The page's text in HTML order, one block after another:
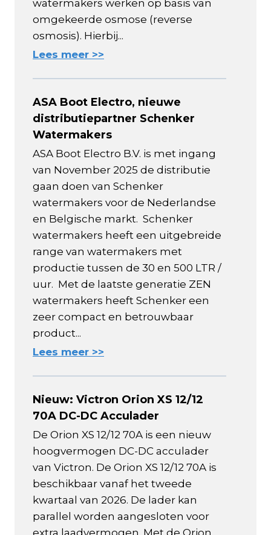
watermakers werken op basis van
omgekeerde osmose (reverse
osmosis). Hierbij...
Lees meer >>
ASA Boot Electro, nieuwe
distributiepartner Schenker
Watermakers
ASA Boot Electro B.V. is met ingang
van November 2025 de distributie
gaan doen van Schenker
watermakers voor de Nederlandse
en Belgische markt. Schenker
watermakers heeft een uitgebreide
range van watermakers met
productie tussen de 30 en 500 LTR /
uur. Met de laatste generatie ZEN
watermakers heeft Schenker een
zeer compact en betrouwbaar
product...
Lees meer >>
Nieuw: Victron Orion XS 12/12
70A DC-DC Acculader
De Orion XS 12/12 70A is een nieuw
hoogvermogen DC-DC acculader
van Victron. De Orion XS 12/12 70A is
beschikbaar vanaf het tweede
kwartaal van 2026. De lader kan
parallel worden aangesloten voor